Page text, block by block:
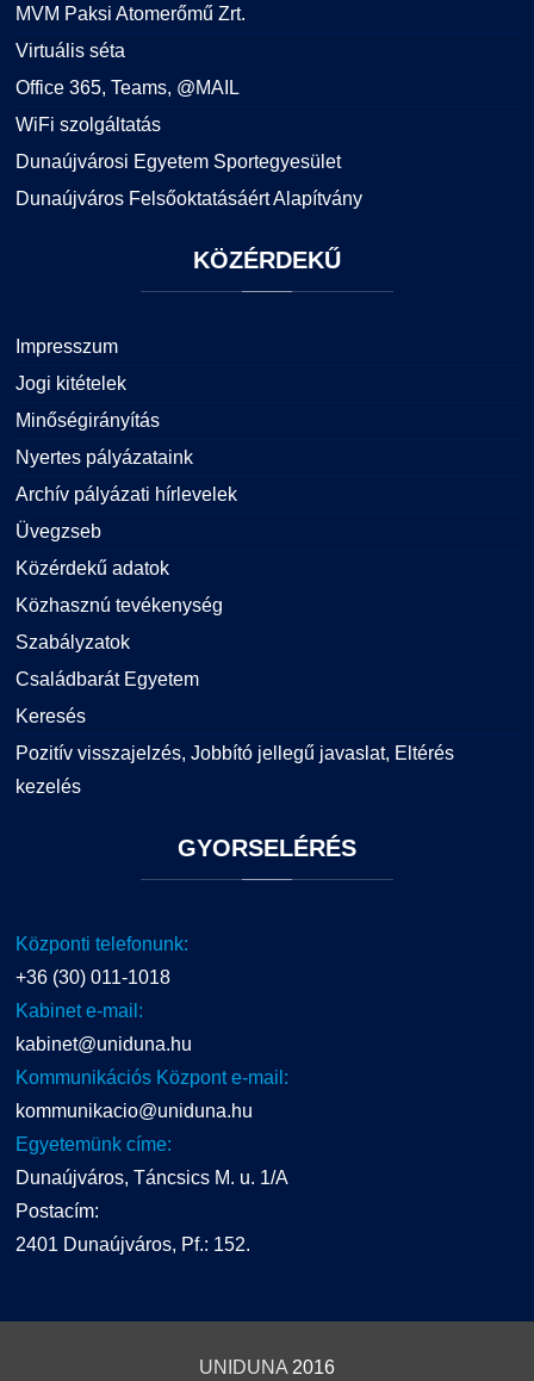
MVM Paksi Atomerőmű Zrt.
Virtuális séta
Office 365, Teams, @MAIL
WiFi szolgáltatás
Dunaújvárosi Egyetem Sportegyesület
Dunaújváros Felsőoktatásáért Alapítvány
KÖZÉRDEKŰ
Impresszum
Jogi kitételek
Minőségirányítás
Nyertes pályázataink
Archív pályázati hírlevelek
Üvegzseb
Közérdekű adatok
Közhasznú tevékenység
Szabályzatok
Családbarát Egyetem
Keresés
Pozitív visszajelzés, Jobbító jellegű javaslat, Eltérés
kezelés
GYORSELÉRÉS
Központi telefonunk:
+36 (30) 011-1018
Kabinet e-mail:
kabinet@uniduna.hu
Kommunikációs Központ e-mail:
kommunikacio@uniduna.hu
Egyetemünk címe:
Dunaújváros, Táncsics M. u. 1/A
Postacím:
2401 Dunaújváros, Pf.: 152.
UNIDUNA 2016